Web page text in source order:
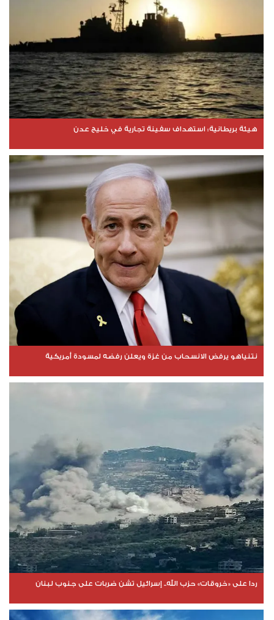
هيئة بريطانية: استهداف سفينة تجارية في خليج عدن
نتنياهو يرفض الانسحاب من غزة ويعلن رفضه لمسودة أمريكية
ردا على «خروقات» حزب الله.. إسرائيل تشن ضربات على جنوب لبنان